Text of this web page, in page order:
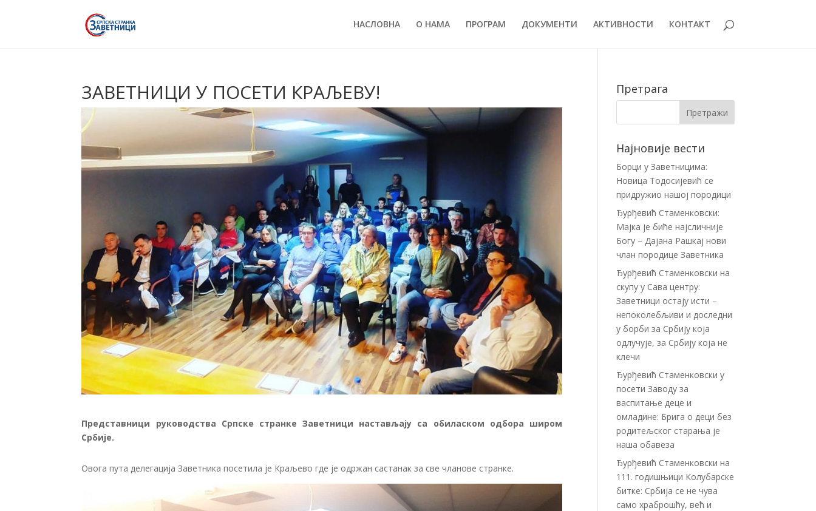
НАСЛОВНА О НАМА ПРОГРАМ ДОКУМЕНТИ АКТИВНОСТИ КОНТАКТ
ЗАВЕТНИЦИ У ПОСЕТИ КРАЉЕВУ!
Представници руководства Српске странке Заветници настављају са обиласком одбора широм
Србије.
Овога пута делегација Заветника посетила је Краљево где је одржан састанак за све чланове странке.
Претрага
Најновије вести
Борци у Заветницима:
Новица Тодосијевић се
придружио нашој породици
Ђурђевић Стаменковски:
Мајка је биће најсличније
Богу – Дајана Рашкај нови
члан породице Заветника
Ђурђевић Стаменковски на
скупу у Сава центру:
Заветници остају исти –
непоколебљиви и доследни
у борби за Србију која
одлучује, за Србију која не
клечи
Ђурђевић Стаменковски у
посети Заводу за
васпитање деце и
омладине: Брига о деци без
родитељског старања је
наша обавеза
Ђурђевић Стаменковски на
111. годишњици Колубарске
битке: Србија се не чува
само храброшћу, већ и